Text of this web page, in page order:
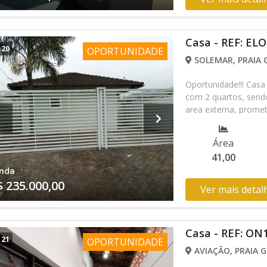
diversas opções de
viver em um espaço
conhecer o seu novo
20 OPORTUNIDADE
235.000,00
Casa - REF:
SOLEMAR, PRAIA
Oportunidade!!!
com 2 quartos,
area externa,
acabamento. toda
Agende sua visita
3474-1378
Área
41,00
Ver mais
21 OPORTUNIDADE
Casa - REF:
AVIAÇÃO, PRAIA